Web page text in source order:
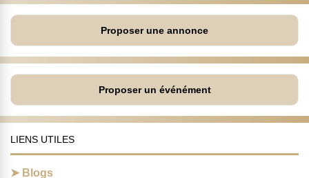
Proposer une annonce
Proposer un événément
LIENS UTILES
Blogs